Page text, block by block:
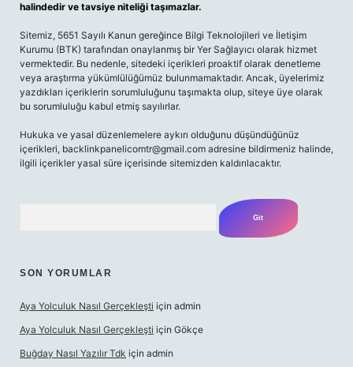
halindedir ve tavsiye niteliği taşımazlar.
Sitemiz, 5651 Sayılı Kanun gereğince Bilgi Teknolojileri ve İletişim
Kurumu (BTK) tarafından onaylanmış bir Yer Sağlayıcı olarak hizmet
vermektedir. Bu nedenle, sitedeki içerikleri proaktif olarak denetleme
veya araştırma yükümlülüğümüz bulunmamaktadır. Ancak, üyelerimiz
yazdıkları içeriklerin sorumluluğunu taşımakta olup, siteye üye olarak
bu sorumluluğu kabul etmiş sayılırlar.
Hukuka ve yasal düzenlemelere aykırı olduğunu düşündüğünüz
içerikleri, backlinkpanelicomtr@gmail.com adresine bildirmeniz halinde,
ilgili içerikler yasal süre içerisinde sitemizden kaldırılacaktır.
SON YORUMLAR
Aya Yolculuk Nasıl Gerçekleşti için admin
Aya Yolculuk Nasıl Gerçekleşti için Gökçe
Buğday Nasıl Yazılır Tdk için admin